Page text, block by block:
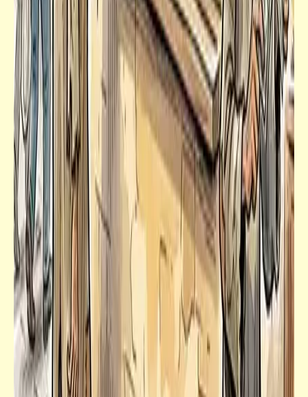
3 غرف كاملة بـ 125 جنيه نقداً أو بـ 139 جنيه
بالتقسيط على سنتين ونص (5 جنيه كل شهر) ..
يعني 14 جنيه فوائد مرة واحدة | الناس ضميرها
مات
شعر
قالوا عن العمر | فعلاً سنوات العمر تمضي بنا
كهذه الدقائق في الفيديو